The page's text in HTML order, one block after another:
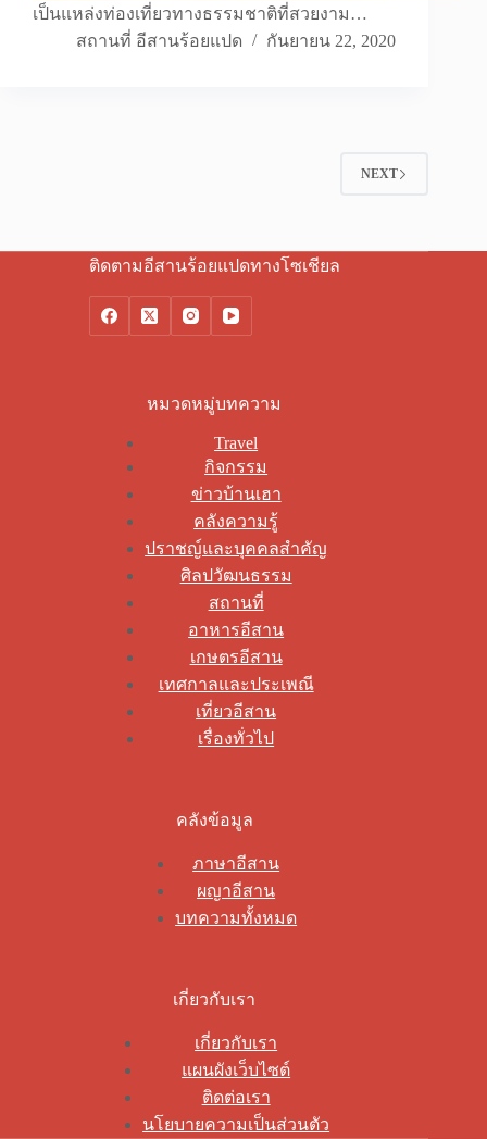
เป็นแหล่งท่องเที่ยวทางธรรมชาติที่สวยงาม…
สถานที่ อีสานร้อยแปด
กันยายน 22, 2020
NEXT
ติดตามอีสานร้อยแปดทางโซเชียล
หมวดหมู่บทความ
Travel
กิจกรรม
ข่าวบ้านเฮา
คลังความรู้
ปราชญ์และบุคคลสำคัญ
ศิลปวัฒนธรรม
สถานที่
อาหารอีสาน
เกษตรอีสาน
เทศกาลและประเพณี
เที่ยวอีสาน
เรื่องทั่วไป
คลังข้อมูล
ภาษาอีสาน
ผญาอีสาน
บทความทั้งหมด
เกี่ยวกับเรา
เกี่ยวกับเรา
แผนผังเว็บไซต์
ติดต่อเรา
นโยบายความเป็นส่วนตัว